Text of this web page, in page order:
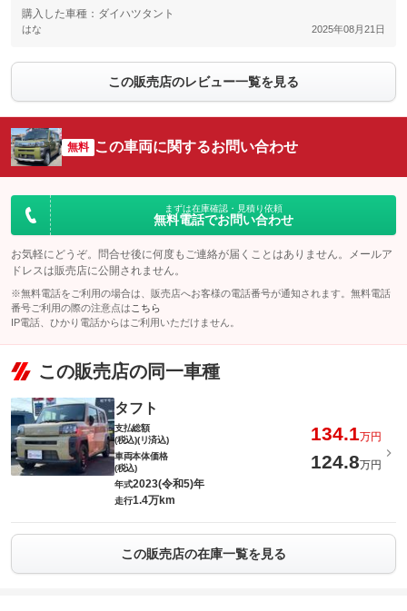
購入した車種：ダイハツタント
はな 2025年08月21日
この販売店のレビュー一覧を見る
無料 この車両に関するお問い合わせ
まずは在庫確認・見積り依頼
無料電話でお問い合わせ
お気軽にどうぞ。問合せ後に何度もご連絡が届くことはありません。メールア
ドレスは販売店に公開されません。
※無料電話をご利用の場合は、販売店へお客様の電話番号が通知されます。無料電話
番号ご利用の際の注意点は こちら
IP電話、ひかり電話からはご利用いただけません。
この販売店の同一車種
タフト
支払総額
(税込)(リ済込)
134.1万円
車両本体価格
(税込)
124.8万円
年式2023(令和5)年
走行1.4万km
この販売店の在庫一覧を見る